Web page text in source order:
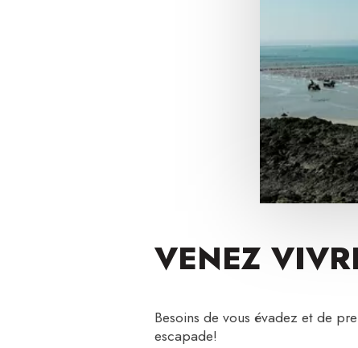
VENEZ
Besoins de vous évadez et de
escapade!